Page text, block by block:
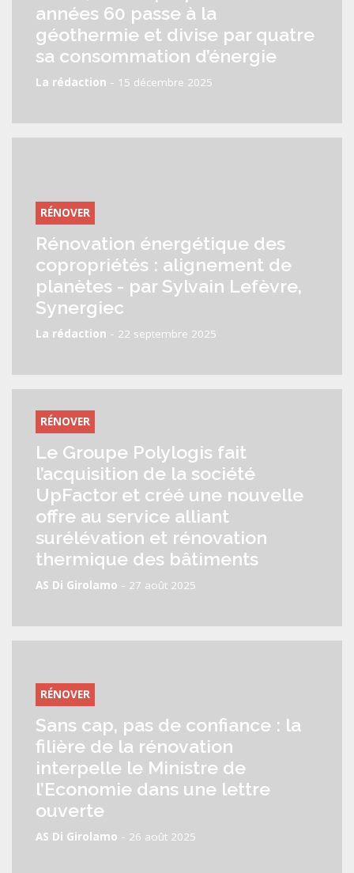
années 60 passe à la
géothermie et divise par quatre
sa consommation d’énergie
La rédaction - 15 décembre 2025
RÉNOVER
Rénovation énergétique des
copropriétés : alignement de
planètes - par Sylvain Lefèvre,
Synergiec
La rédaction - 22 septembre 2025
RÉNOVER
Le Groupe Polylogis fait
l’acquisition de la société
UpFactor et créé une nouvelle
offre au service alliant
surélévation et rénovation
thermique des bâtiments
AS Di Girolamo - 27 août 2025
RÉNOVER
Sans cap, pas de confiance : la
filière de la rénovation
interpelle le Ministre de
l’Economie dans une lettre
ouverte
AS Di Girolamo - 26 août 2025